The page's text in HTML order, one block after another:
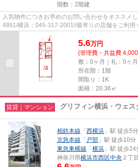
階数：2階建
人気物件につきお早めのお問い合わせをオススメ
4881/横浜：045-317-2001//最寄りの店舗をご利
し】【初期費用分割払い】【19...
5.6万円
(管理費・共益費
敷：0ヶ月｜礼：0ヶ月
所在階：1階
間取り：1K
面積：20.36㎡
賃貸｜マンション グリフィン横浜・ウェス
相鉄本線 「 西横浜 」駅 徒歩5分
京急本線 「 戸部 」駅 徒歩10分
東急東横線 「 横浜 」駅 徒歩24
神奈川県横浜市西区中央 ２丁目